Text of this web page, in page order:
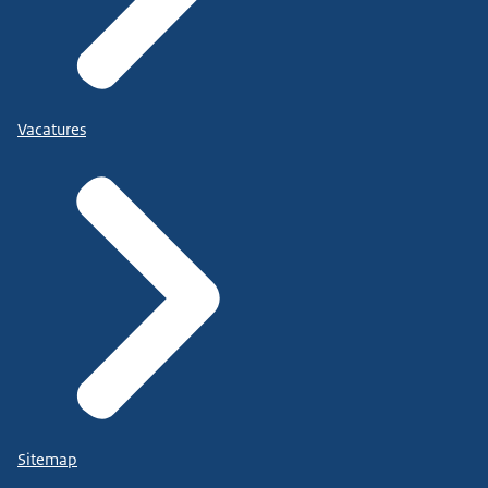
Vacatures
Sitemap